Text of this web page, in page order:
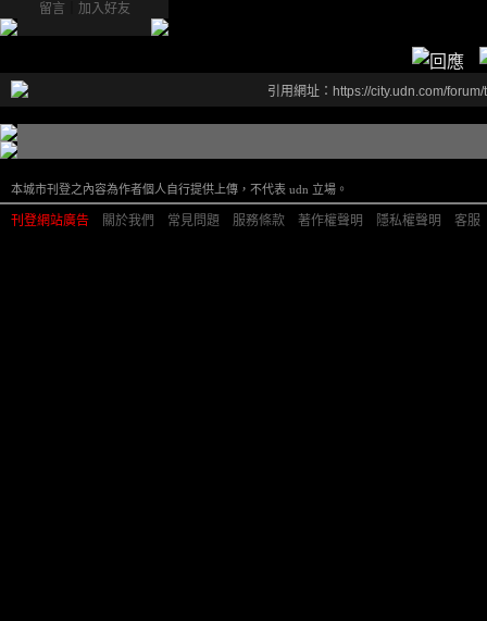
留言
加入好友
引用網址：https://city.udn.com/
本城市刊登之內容為作者個人自行提供上傳，不代表 udn 立場。
刊登網站廣告 關於我們 常見問題 服務條款 著作權聲明 隱私權聲明 客服